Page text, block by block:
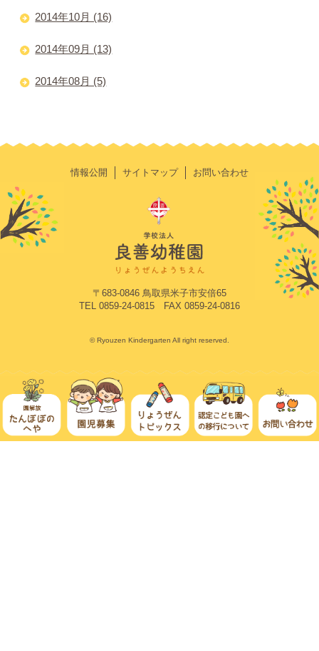
2014年10月 (16)
2014年09月 (13)
2014年08月 (5)
情報公開 サイトマップ お問い合わせ
〒683-0846 鳥取県米子市安倍65
TEL 0859-24-0815 FAX 0859-24-0816
© Ryouzen Kindergarten All right reserved.